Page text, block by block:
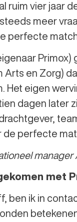
ruim vier jaar
meer
perfecte
en Zorg)
Het eigen
dagen later
de perfecte
manager
met
ben ik in